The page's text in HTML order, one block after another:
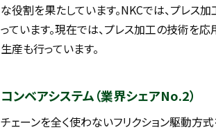
な役割を果たしています。NKCでは、プレス
っています。現在では、プレス加工の技術を
生産も行っています。
コンベアシステム（業界シェアNo.2）
チェーンを全く使わないフリクション駆動方式